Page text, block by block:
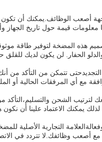
أصعب الوظائف.يمكنك أن تكون
قيمة حول تاريخ الجهاز
هذه المضخة لتوفير طاقة
الحفار. لن يكون لديك
تتمكن من التأكد من
مع أي المرفقات الحالية أو
لترتيب الشحن
يمكنك الاعتماد علينا أن نكون
التجارية الأصلية
أصعب وظائفك.لا تتردد في